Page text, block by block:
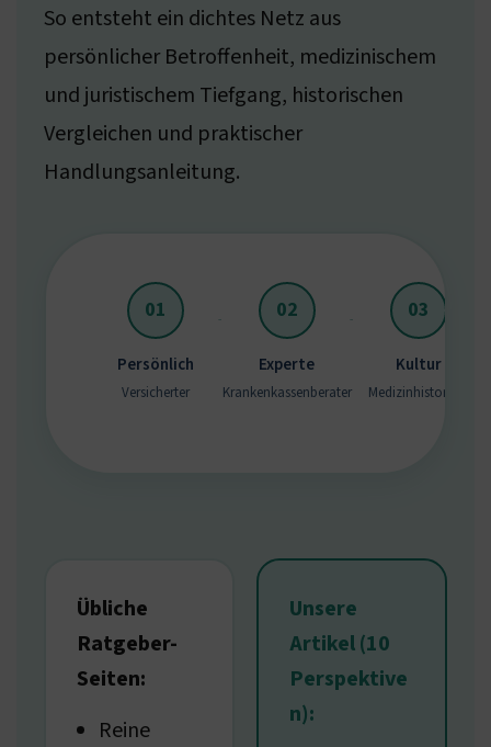
So entsteht ein dichtes Netz aus
persönlicher Betroffenheit, medizinischem
und juristischem Tiefgang, historischen
Vergleichen und praktischer
Handlungsanleitung.
01
Persönlich
Versicherter
02
Experte
Krankenkassenberater
03
Kultur
Medizinhistoriker
Übliche
Ratgeber-
Seiten:
Reine
Unsere
Artikel (10
Perspektive
n):